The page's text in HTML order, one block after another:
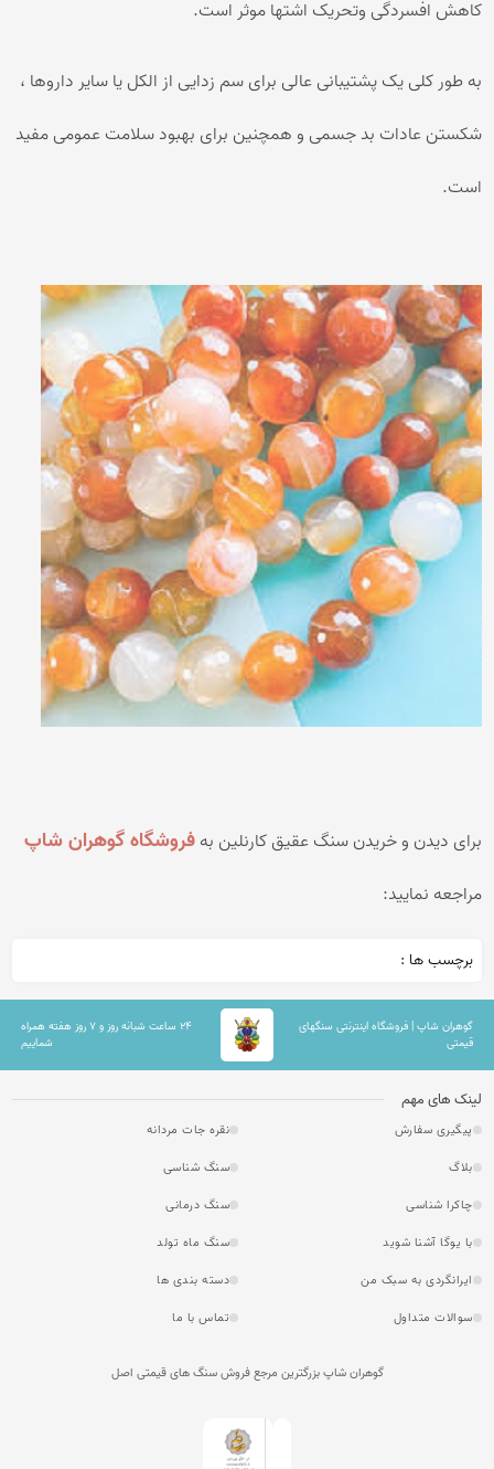
کاهش افسردگی وتحریک اشتها موثر است.
به طور کلی یک پشتیبانی عالی برای سم زدایی از الکل یا سایر داروها ،
شکستن عادات بد جسمی و همچنین برای بهبود سلامت عمومی مفید
است.
برای دیدن و خریدنسنگ عقیق کارنلین بهفروشگاه گوهران شاپ
مراجعه نمایید:
برچسب ها :
گوهران شاپ | فروشگاه اینترنتی سنگهای
قیمتی
۲۴ ساعت شبانه روز و ۷ روز هفته همراه
شماییم
لینک های مهم
پیگیری سفارش
نقره جات مردانه
بلاگ
سنگ شناسی
چاکرا شناسی
سنگ درمانی
با یوگا آشنا شوید
سنگ ماه تولد
ایرانگردی به سبک من
دسته بندی ها
سوالات متداول
تماس با ما
گوهران شاپ بزرگترین مرجع فروش سنگ های قیمتی اصل